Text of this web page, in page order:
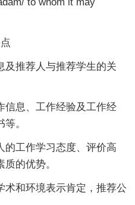
及推荐人与推荐学生的关
信息、工作经验及工作经
。
的工作学习态度、评价高
的优势。
术和环境表示肯定，推荐公